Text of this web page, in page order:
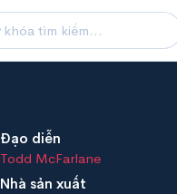
Đạo diễn
Todd McFarlane
Nhà sản xuất